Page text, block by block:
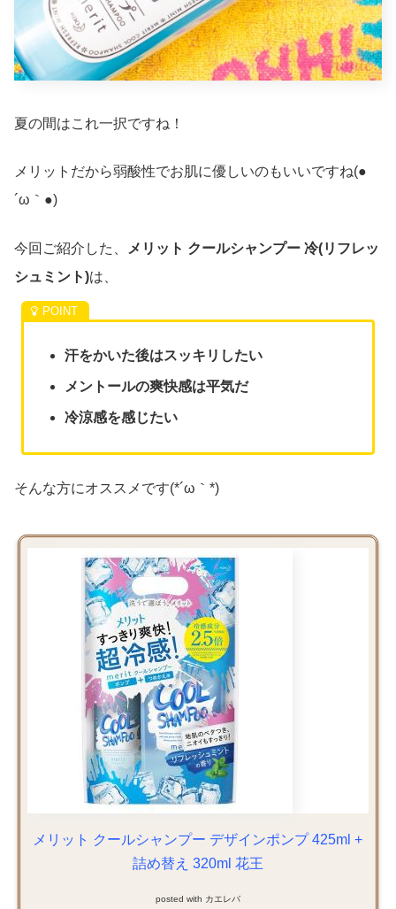
夏の間はこれ一択ですね！
メリットだから弱酸性でお肌に優しいのもいいですね(●
´ω｀●)
今回ご紹介した、
メリット クールシャンプー 冷(リフレッ
シュミント)は、
汗をかいた後はスッキリしたい
メントールの爽快感は平気だ
冷涼感を感じたい
そんな方にオススメです(*´ω｀*)
メリット クールシャンプー デザインポンプ 425ml +
詰め替え 320ml 花王
posted with カエレバ